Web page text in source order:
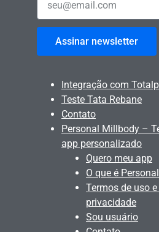
Assinar newsletter
Integração com
Teste Tata Rebane
Contato
Personal Millbody –
app personalizado
Quero meu app
O que é
Termos de uso
privacidade
Sou usuário